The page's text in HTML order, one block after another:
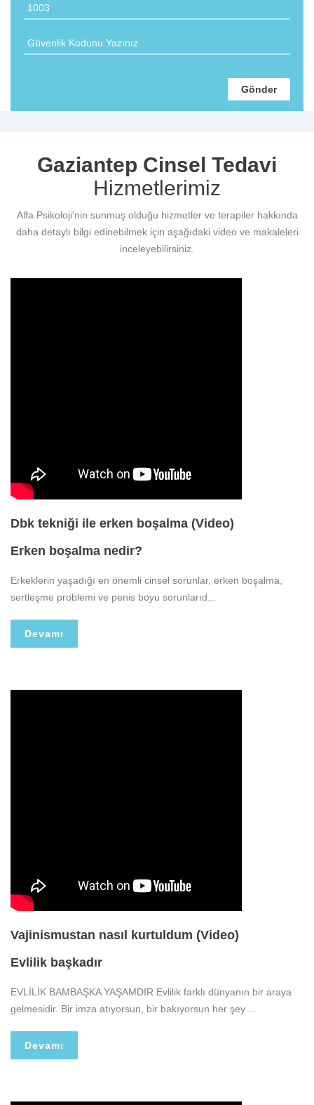
Gaziantep Cinsel Tedavi
Hizmetlerimiz
Alfa Psikoloji'nin sunmuş olduğu hizmetler ve terapiler hakkında
daha detaylı bilgi edinebilmek için aşağıdaki video ve makaleleri
inceleyebilirsiniz.
Dbk tekniği ile erken boşalma (Video)
Erken boşalma nedir?
Erkeklerin yaşadığı en önemli cinsel sorunlar, erken boşalma,
sertleşme problemi ve penis boyu sorunlarıd...
Devamı
Vajinismustan nasıl kurtuldum (Video)
Evlilik başkadır
EVLİLİK BAMBAŞKA YAŞAMDIR Evlilik farklı dünyanın bir araya
gelmesidir. Bir imza atıyorsun, bir bakıyorsun her şey ...
Devamı